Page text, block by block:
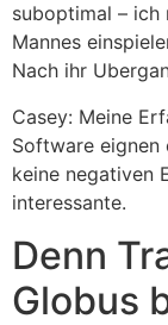
suboptimal – ich
Mannes
Nach ihr
Casey: Meine
Software eignen
keine negativen
interessante.
Denn
Globus